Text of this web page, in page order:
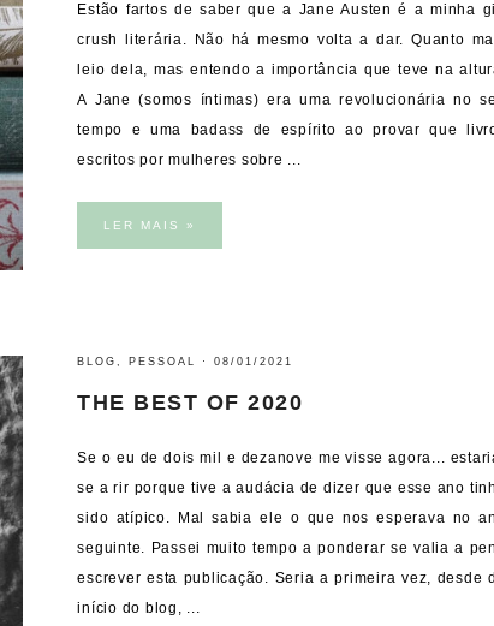
Estão fartos de saber que a Jane Austen é a minha
crush literária. Não há mesmo volta a dar. Quanto
leio dela, mas entendo a importância que teve na
A Jane (somos íntimas) era uma revolucionária no
tempo e uma badass de espírito ao provar que
escritos por mulheres sobre ...
LER MAIS »
BLOG PESSOAL ·08/01/2021
THE BEST OF 2020
Se o eu de dois mil e dezanove me visse agora...
se a rir porque tive a audácia de dizer que esse ano
sido atípico. Mal sabia ele o que nos esperava no
seguinte. Passei muito tempo a ponderar se valia a
escrever esta publicação. Seria a primeira vez, desde
início do blog, ...